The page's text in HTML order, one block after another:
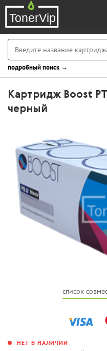
подробный поиск →
Картридж Boost
черный
список
НЕТ В НАЛИЧИИ